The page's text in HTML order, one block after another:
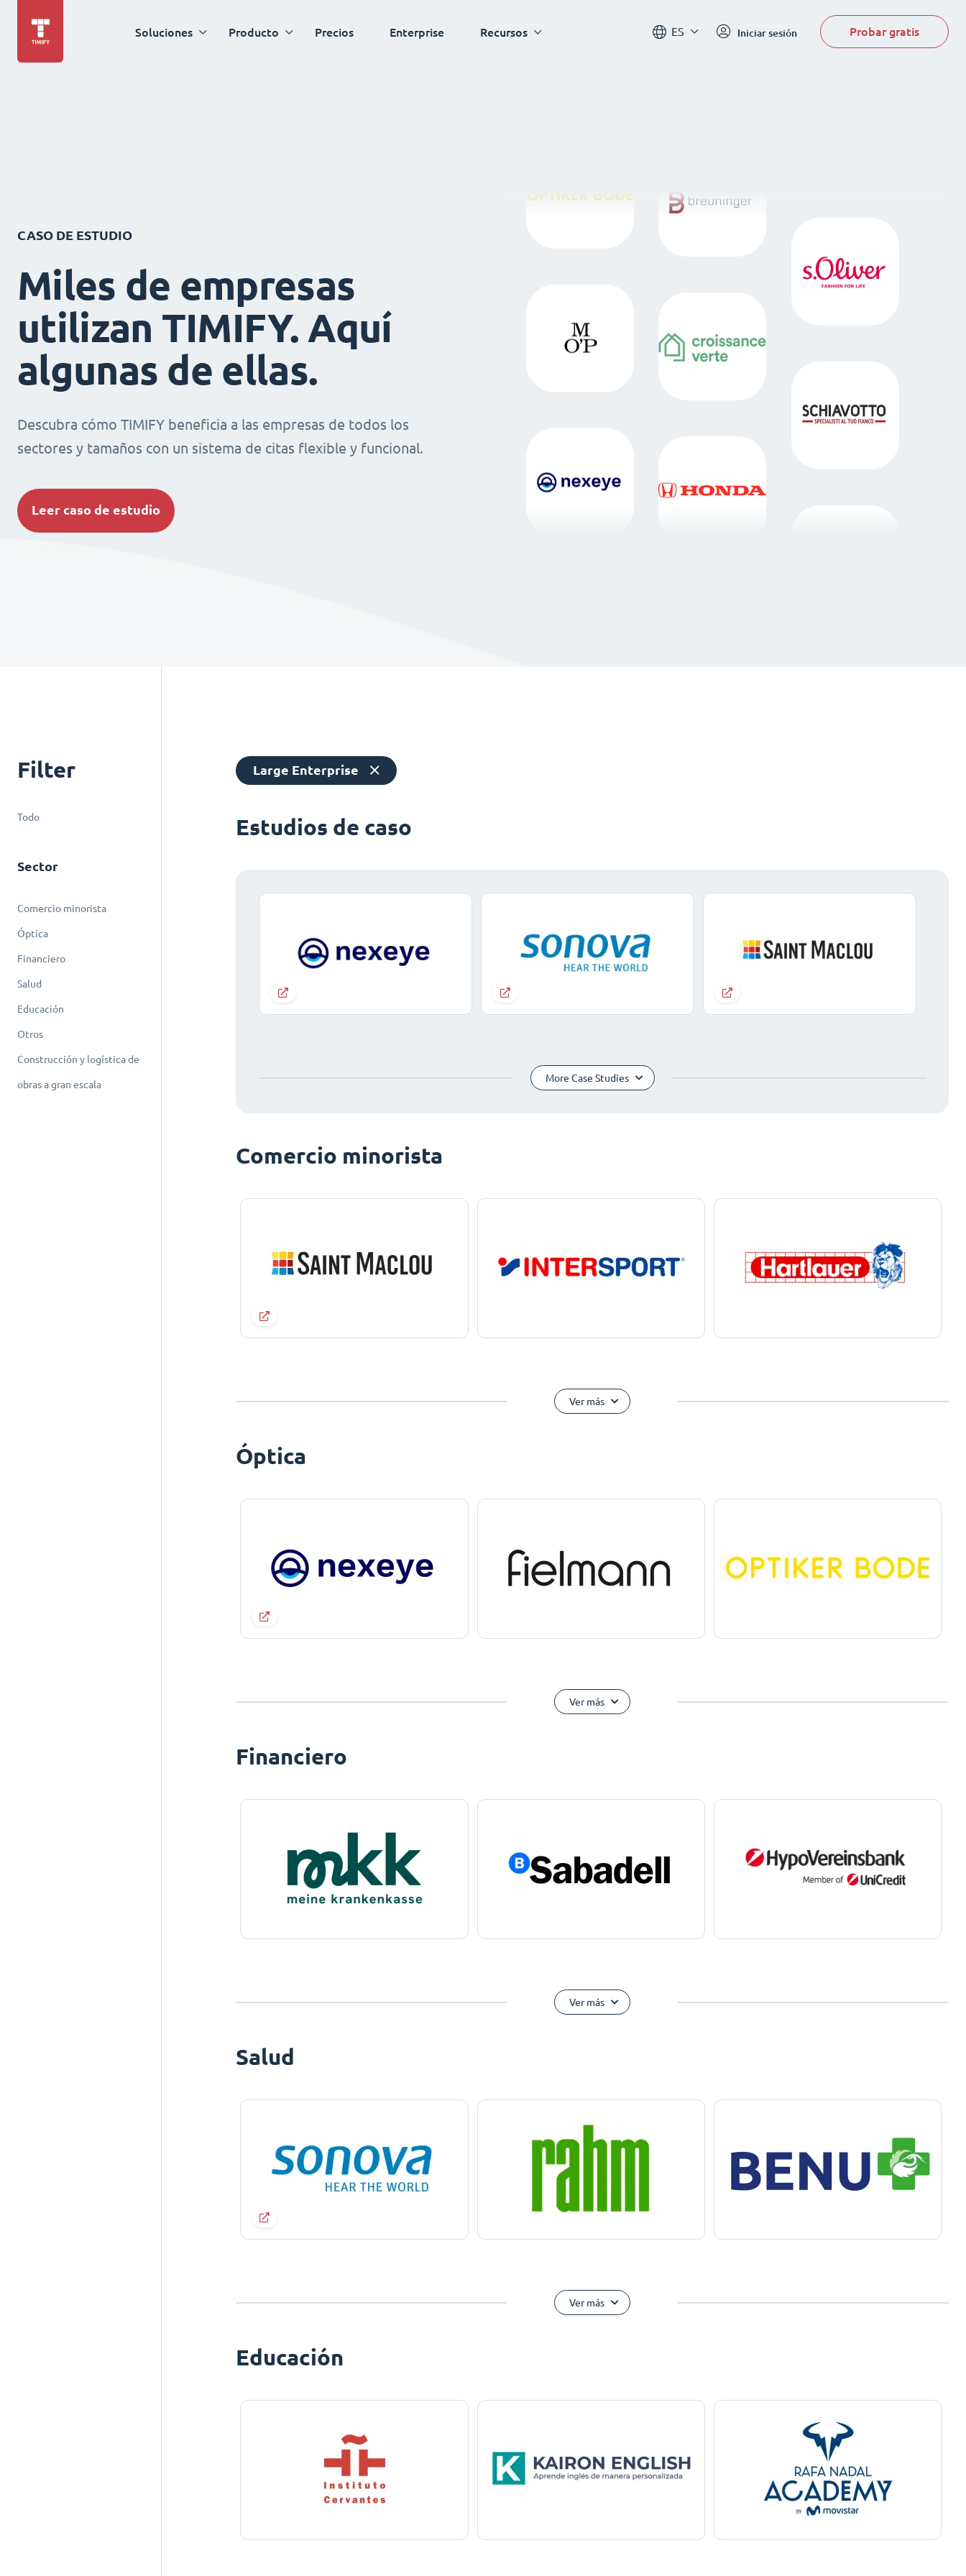
Soluciones Producto Precios Enterprise Recursos ES Iniciar sesión Probar gratis
CASO DE ESTUDIO
Miles de empresas
utilizan TIMIFY. Aquí
algunas de ellas.
Descubra cómo TIMIFY beneficia a las empresas de todos los
sectores y tamaños con un sistema de citas flexible y funcional.
Leer caso de estudio
Filter
Todo
Sector
Comercio minorista
Óptica
Financiero
Salud
Educación
Otros
Construcción y logística de
obras a gran escala
Large Enterprise
Estudios de caso
More Case Studies
Comercio minorista
Ver más
Óptica
Ver más
Financiero
Ver más
Salud
Ver más
Educación